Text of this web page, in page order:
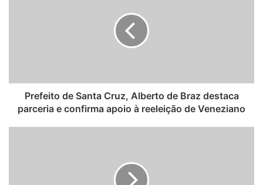
Prefeito de Santa Cruz, Alberto de Braz destaca
parceria e confirma apoio à reeleição de Veneziano